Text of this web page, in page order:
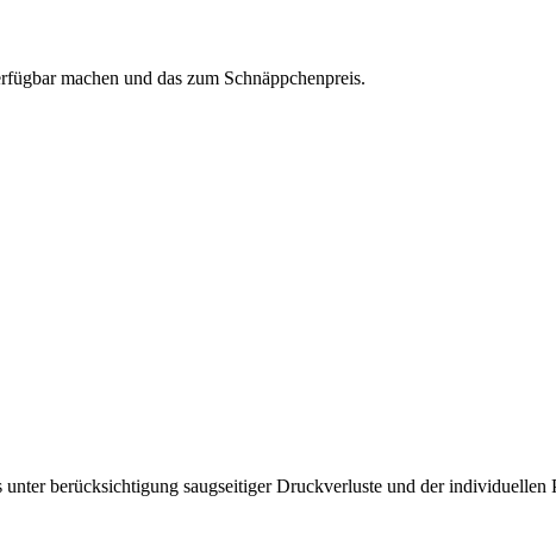
machen und das zum Schnäppchenpreis.
berücksichtigung saugseitiger Druckverluste und der individuellen